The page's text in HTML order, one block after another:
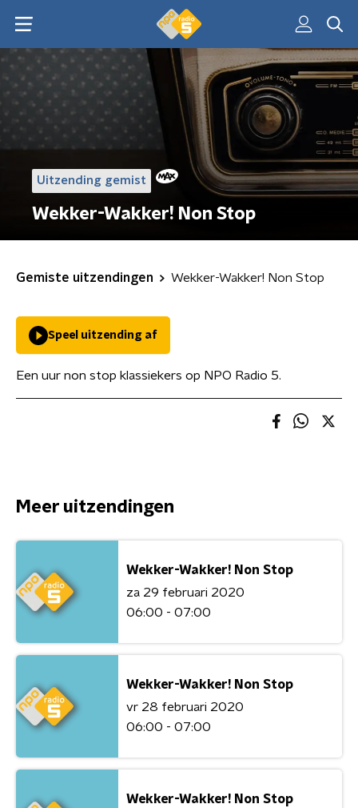
Uitzending gemist
Wekker-Wakker! Non Stop
Gemiste uitzendingen Wekker-Wakker! Non Stop
Speel uitzending af
Een uur non stop klassiekers op NPO Radio 5.
Meer uitzendingen
Wekker-Wakker! Non Stop
za 29 februari 2020
06:00 - 07:00
Wekker-Wakker! Non Stop
vr 28 februari 2020
06:00 - 07:00
Wekker-Wakker! Non Stop